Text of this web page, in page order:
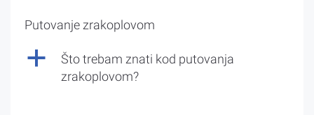
Putovanje zrakoplovom
a
Što trebam znati kod putovanja
zrakoplovom?